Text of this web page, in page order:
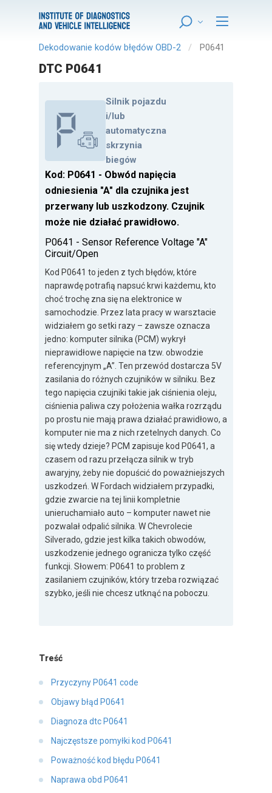
Dekodowanie kodów błędów OBD-2 P0641
DTC P0641
Silnik pojazdu
i/lub
automatyczna
skrzynia
biegów
Kod: P0641 - Obwód napięcia
odniesienia "A" dla czujnika jest
przerwany lub uszkodzony. Czujnik
może nie działać prawidłowo.
P0641 - Sensor Reference Voltage "A"
Circuit/Open
Kod P0641 to jeden z tych błędów, które
naprawdę potrafią napsuć krwi każdemu, kto
choć trochę zna się na elektronice w
samochodzie. Przez lata pracy w warsztacie
widziałem go setki razy – zawsze oznacza
jedno: komputer silnika (PCM) wykrył
nieprawidłowe napięcie na tzw. obwodzie
referencyjnym „A”. Ten przewód dostarcza 5V
zasilania do różnych czujników w silniku. Bez
tego napięcia czujniki takie jak ciśnienia oleju,
ciśnienia paliwa czy położenia wałka rozrządu
po prostu nie mają prawa działać prawidłowo, a
komputer nie ma z nich rzetelnych danych. Co
się wtedy dzieje? PCM zapisuje kod P0641, a
czasem od razu przełącza silnik w tryb
awaryjny, żeby nie dopuścić do poważniejszych
uszkodzeń. W Fordach widziałem przypadki,
gdzie zwarcie na tej linii kompletnie
unieruchamiało auto – komputer nawet nie
pozwalał odpalić silnika. W Chevrolecie
Silverado, gdzie jest kilka takich obwodów,
uszkodzenie jednego ogranicza tylko część
funkcji. Słowem: P0641 to problem z
zasilaniem czujników, który trzeba rozwiązać
szybko, jeśli nie chcesz utknąć na poboczu.
Treść
Przyczyny P0641 code
Objawy błąd P0641
Diagnoza dtc P0641
Najczęstsze pomyłki kod P0641
Poważność kod błędu P0641
Naprawa obd P0641